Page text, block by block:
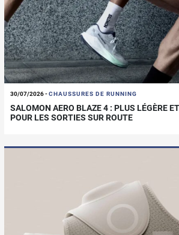
30/07/2026-CHAUSSURES DE RUNNING
SALOMON AERO BLAZE 4 : PLUS LÉGÈRE
POUR LES SORTIES SUR ROUTE